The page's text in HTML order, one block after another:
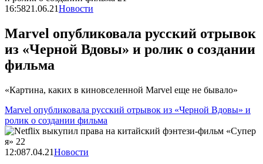
16:5821.06.21Новости
Marvel опубликовала русский отрывок
из «Черной Вдовы» и ролик о создании
фильма
«Картина, каких в киновселенной Marvel еще не бывало»
Marvel опубликовала русский отрывок из «Черной Вдовы» и
ролик о создании фильма
12:087.04.21Новости